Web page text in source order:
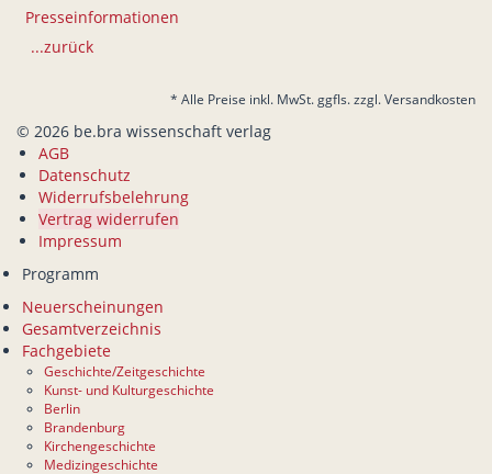
Presseinformationen
...zurück
* Alle Preise inkl. MwSt. ggfls. zzgl. Versandkosten
© 2026 be.bra wissenschaft verlag
AGB
Datenschutz
Widerrufsbelehrung
Vertrag widerrufen
Impressum
Programm
Neuerscheinungen
Gesamtverzeichnis
Fachgebiete
Geschichte/Zeitgeschichte
Kunst- und Kulturgeschichte
Berlin
Brandenburg
Kirchengeschichte
Medizingeschichte